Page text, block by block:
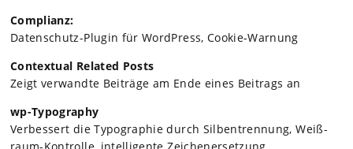
Com­pli­anz:
Daten­schutz-Plugin für Word­Press, Coo­kie-War­nung
Con­tex­tual Rela­ted Posts
Zeigt ver­wandte Bei­träge am Ende eines Bei­trags an
wp-Typo­gra­phy
Ver­bes­sert die Typo­gra­phie durch Sil­ben­tren­nung, Weiß­